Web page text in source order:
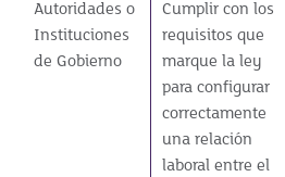
Autoridades o
Instituciones
de Gobierno
Cumplir con los
requisitos que
marque la ley
para configurar
correctamente
una relación
laboral entre el